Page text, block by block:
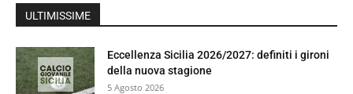
ULTIMISSIME
Eccellenza Sicilia 2026/2027: definiti i gironi
della nuova stagione
5 Agosto 2026